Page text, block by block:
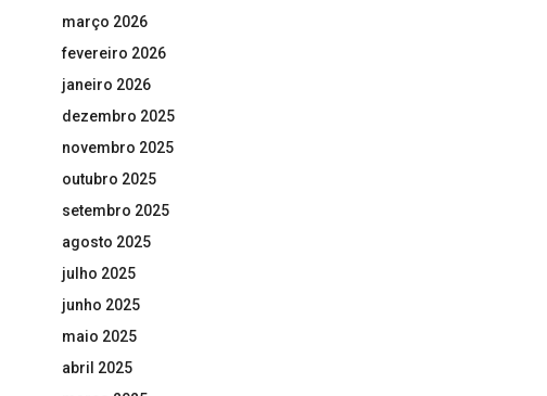
março 2026
fevereiro 2026
janeiro 2026
dezembro 2025
novembro 2025
outubro 2025
setembro 2025
agosto 2025
julho 2025
junho 2025
maio 2025
abril 2025